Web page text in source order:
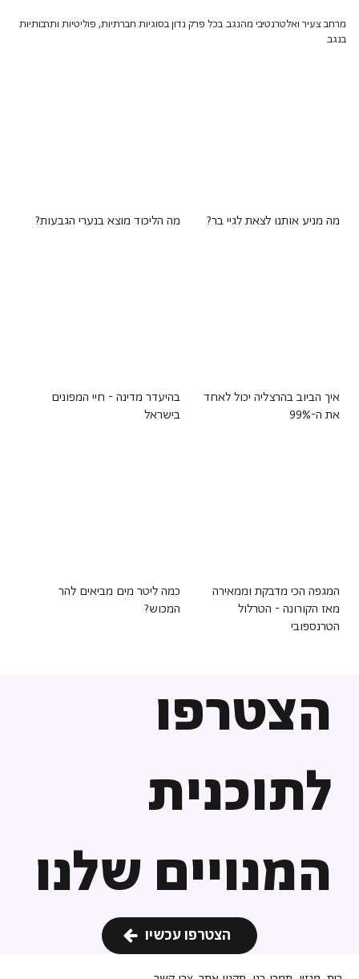
הצטרפו
לתוכנית
המנויים שלנו
הצטרפו עכשיו
מרחב צעיר ואלטרנטיבי מהנגב. בכל פרק נדון בסוגיות חברתיות, פוליטיות ותרבותיות
בנגב.
מה מניע אותנו לצאת לגיי בר? מה הליכוד מוצא בנערי הגבעות?
איך הביוב בהרצליה יכול לאחד
את ה-99%
בהיעדר מדינה - חיי המפונים
בישראל
המגפה הכי מדבקת וממאירה
מאז הקורונה - הטרלול
הטרנספובי
כמה ליטר מים מביאים להר
המכוש?